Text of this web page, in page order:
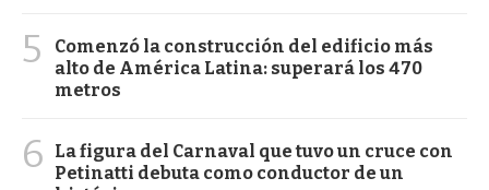
5
Comenzó la construcción del edificio más
alto de América Latina: superará los 470
metros
6
La figura del Carnaval que tuvo un cruce con
Petinatti debuta como conductor de un